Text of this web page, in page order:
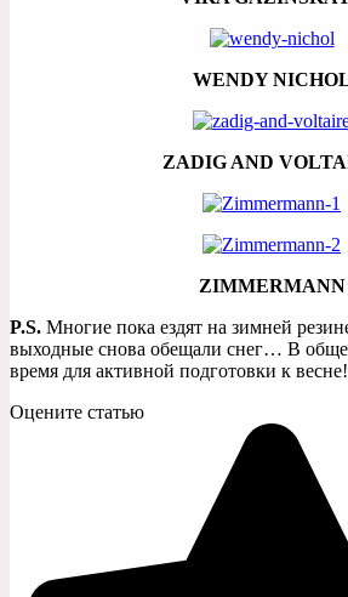
WENDY
ZADIG AND
ZIMMERMANN
P.S. Многие пока ездят на зимней
выходные снова обещали снег… В
время для активной подготовки к
Оцените статью